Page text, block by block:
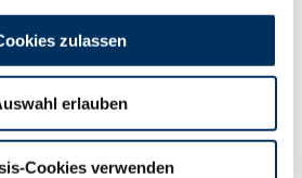
zulassen
erlauben
Cookies verwenden